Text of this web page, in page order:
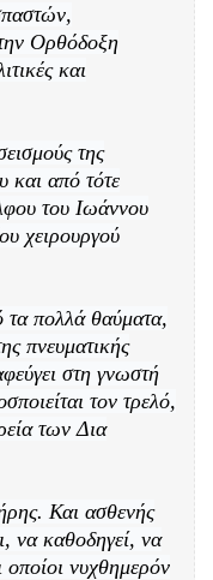
Ορθόδοξη
και
της
και από τότε
του Ιωάννου
χειρουργού
τα πολλά θαύματα,
πνευματικής
στη γνωστή
τον τρελό,
των Δια
Και ασθενής
να καθοδηγεί, να
οποίοι νυχθημερόν